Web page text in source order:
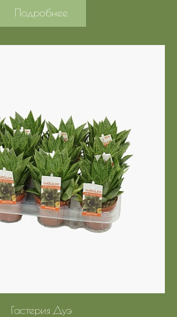
Подробнее
Гастерия Дуэ